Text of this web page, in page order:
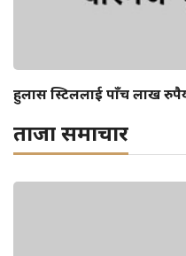
हुलास स्टिललाई पाँच लाख
ताजा समाचार